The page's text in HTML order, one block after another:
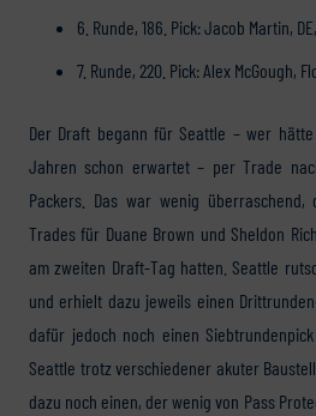
6. Runde, 186. Pick: Jacob Martin,
7. Runde, 220. Pick: Alex McGough,
Der Draft begann für Seattle – wer
Jahren schon erwartet – per Trade
Packers. Das war wenig
Trades für Duane Brown und Sheldon
am zweiten Draft-Tag hatten. Seattle
und erhielt dazu jeweils einen
dafür jedoch noch einen
Seattle trotz verschiedener akuter
dazu noch einen, der wenig von Pass